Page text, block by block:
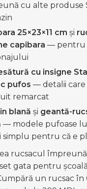
cu alte produse
25×23×11 cm și
capibara — pentru
cu insigne
pufos — detalii care
remarcat
blană și geantă-
— modele pufoase
simplu pentru că e
rucsacul
gata pentru
un rucsac în